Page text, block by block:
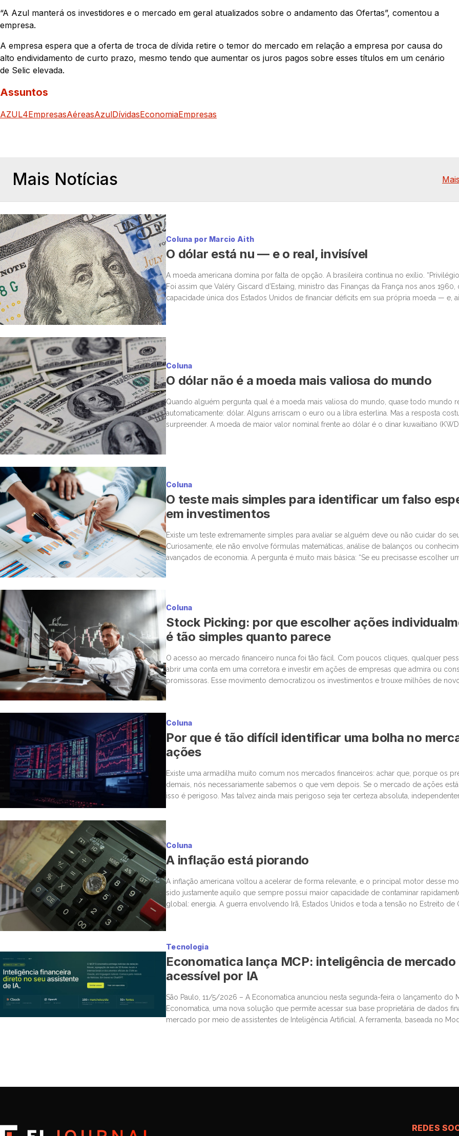
“A Azul manterá os investidores e o mercado em geral atualizados sobre o andamento das Ofertas”, comentou a
empresa.
A empresa espera que a oferta de troca de dívida retire o temor do mercado em relação a empresa por causa do
alto endividamento de curto prazo, mesmo tendo que aumentar os juros pagos sobre esses títulos em um cenário
de Selic elevada.
Assuntos
AZUL4EmpresasAéreasAzulDívidasEconomiaEmpresas
Mais Notícias
Coluna por Marcio Aith
O dólar está nu — e o real, invisível
A moeda americana domina por falta de opção. A brasileira continua no exílio.
Foi assim que Valéry Giscard d’Estaing, ministro das Finanças da França nos anos 1960,
capacidade única dos Estados Unidos de financiar déficits em sua própria moeda — e,
Coluna
O dólar não é a moeda mais valiosa do mundo
Quando alguém pergunta qual é a moeda mais valiosa do mundo, quase todo mundo
automaticamente: dólar. Alguns arriscam o euro ou a libra esterlina. Mas a resposta
surpreender. A moeda de maior valor nominal frente ao dólar é o dinar kuwaitiano
Coluna
O teste mais simples para identificar um falso
em investimentos
Existe um teste extremamente simples para avaliar se alguém deve ou não cuidar do
Curiosamente, ele não envolve fórmulas matemáticas, análise de balanços ou
avançados de economia. A pergunta é muito mais básica: “Se eu precisasse escolher
Coluna
Stock Picking: por que escolher ações
é tão simples quanto parece
O acesso ao mercado financeiro nunca foi tão fácil. Com poucos cliques, qualquer
abrir uma conta em uma corretora e investir em ações de empresas que admira ou
promissoras. Esse movimento democratizou os investimentos e trouxe milhões de
Coluna
Por que é tão difícil identificar uma bolha no
ações
Existe uma armadilha muito comum nos mercados financeiros: achar que, porque os
demais, nós necessariamente sabemos o que vem depois. Se o mercado de ações
isso é perigoso. Mas talvez ainda mais perigoso seja ter certeza absoluta,
Coluna
A inflação está piorando
A inflação americana voltou a acelerar de forma relevante, e o principal motor desse
sido justamente aquilo que sempre possui maior capacidade de contaminar
global: energia. A guerra envolvendo Irã, Estados Unidos e toda a tensão no Estreito de
Tecnologia
Economatica lança MCP: inteligência de
acessível por IA
São Paulo, 11/5/2026 – A Economatica anunciou nesta segunda-feira o lançamento do
Economatica, uma nova solução que permite acessar sua base proprietária de dados
mercado por meio de assistentes de Inteligência Artificial. A ferramenta, baseada no
REDES